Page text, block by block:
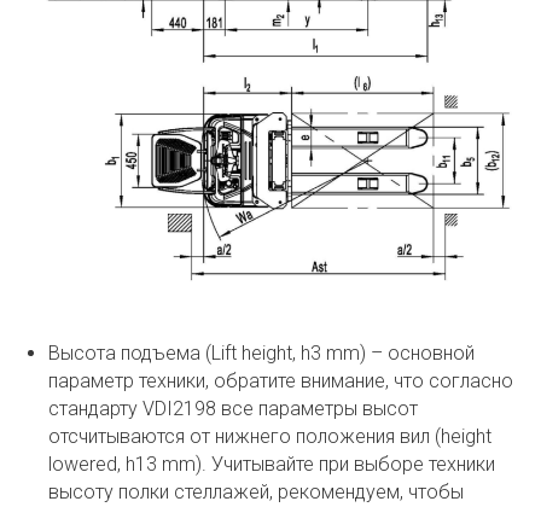
Высота подъема (Lift height, h3 mm) – основной
параметр техники, обратите внимание, что согласно
стандарту VDI2198 все параметры высот
отсчитываются от нижнего положения вил (height
lowered, h13 mm). Учитывайте при выборе техники
высоту полки стеллажей, рекомендуем, чтобы